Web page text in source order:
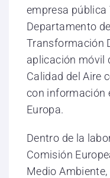
empresa pública
Departamento
Transformación
aplicación móvil
Calidad del Aire
con información
Europa.
Dentro de la
Comisión
Medio